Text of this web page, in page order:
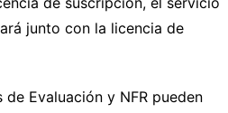
junto con la licencia de
Evaluación y NFR pueden